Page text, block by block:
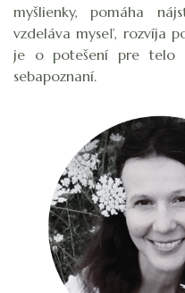
myšlienky, pomáha
vzdeláva myseľ, rozvíja
je o potešení pre telo
sebapoznaní.